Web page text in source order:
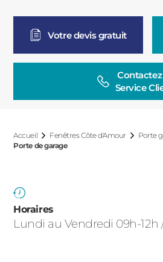
Votre devis gratuit
Contactez
Service
Accueil Fenêtres Côte d'Amour
Porte
Porte de garage
Horaires
Lundi au Vendredi 09h-12h
ACIER